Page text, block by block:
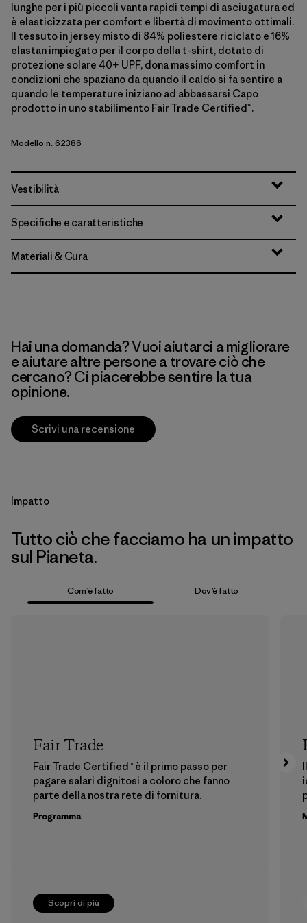
lunghe per i più piccoli vanta rapidi tempi di asciugatura ed
è elasticizzata per comfort e libertà di movimento ottimali.
Il tessuto in jersey misto di 84% poliestere riciclato e 16%
elastan impiegato per il corpo della t-shirt, dotato di
protezione solare 40+ UPF, dona massimo comfort in
condizioni che spaziano da quando il caldo si fa sentire a
quando le temperature iniziano ad abbassarsi Capo
prodotto in uno stabilimento Fair Trade Certified™.
Modello n. 62386
Vestibilità
Specifiche e caratteristiche
Materiali & Cura
Hai una domanda? Vuoi aiutarci a migliorare
e aiutare altre persone a trovare ciò che
cercano? Ci piacerebbe sentire la tua
opinione.
Scrivi una recensione
Impatto
Tutto ciò che facciamo ha un impatto
sul Pianeta.
Com’è fatto Dov’è fatto
Scopri di più
Fair Trade
Fair Trade Certified™ è il primo passo per
pagare salari dignitosi a coloro che fanno
parte della nostra rete di fornitura.
Programma